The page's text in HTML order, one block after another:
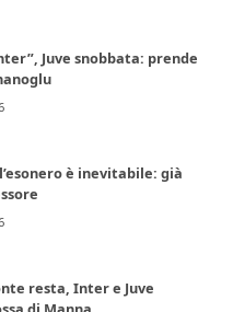
Juve snobbata: prende
è inevitabile: già
resta, Inter e Juve